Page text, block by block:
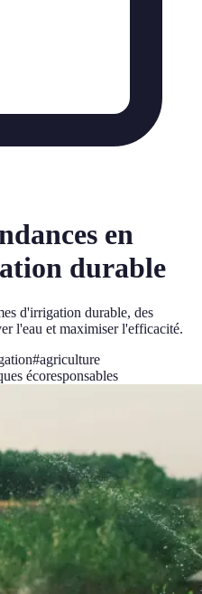
en
durable
d'irrigation durable, des
l'eau et maximiser l'efficacité.
#agriculture
écoresponsables